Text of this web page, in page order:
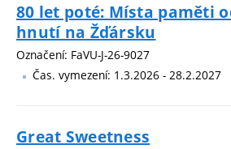
80 let poté: Místa paměti
hnutí na Žďársku
Označení: FaVU-J-26-9027
Čas. vymezení: 1.3.2026 - 28.2.2027
Great Sweetness